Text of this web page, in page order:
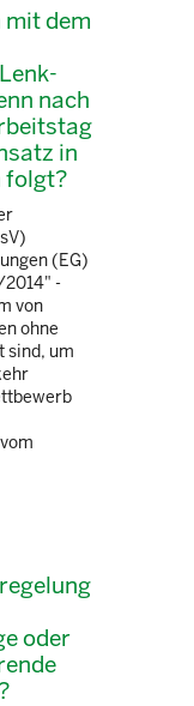
mit dem
nach
in
folgt?
(EG)
2014" -
von
ohne
sind, um
oder